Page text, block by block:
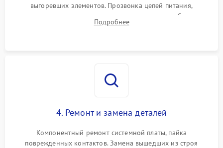
выгоревших элементов. Прозвонка цепей питания,
тестирование приводных моторов колес и турбины
всасывания. Оценка состояния оптических и инфракрасных
Подробнее
4. Ремонт и замена деталей
Компонентный ремонт системной платы, пайка
поврежденных контактов. Замена вышедших из строя